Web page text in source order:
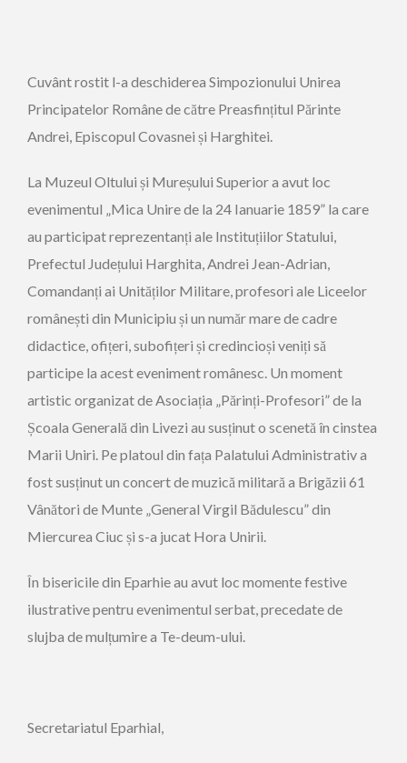
Cuvânt rostit l-a deschiderea Simpozionului Unirea
Principatelor Române de către Preasfințitul Părinte
Andrei, Episcopul Covasnei și Harghitei.
La Muzeul Oltului și Mureșului Superior a avut loc
evenimentul „Mica Unire de la 24 Ianuarie 1859” la care
au participat reprezentanți ale Instituțiilor Statului,
Prefectul Județului Harghita, Andrei Jean-Adrian,
Comandanți ai Unităților Militare, profesori ale Liceelor
românești din Municipiu și un număr mare de cadre
didactice, ofițeri, subofițeri și credincioși veniți să
participe la acest eveniment românesc. Un moment
artistic organizat de Asociația „Părinți-Profesori” de la
Școala Generală din Livezi au susținut o scenetă în cinstea
Marii Uniri. Pe platoul din fața Palatului Administrativ a
fost susținut un concert de muzică militară a Brigăzii 61
Vânători de Munte „General Virgil Bădulescu” din
Miercurea Ciuc și s-a jucat Hora Unirii.
În bisericile din Eparhie au avut loc momente festive
ilustrative pentru evenimentul serbat, precedate de
slujba de mulțumire a Te-deum-ului.
Secretariatul Eparhial,